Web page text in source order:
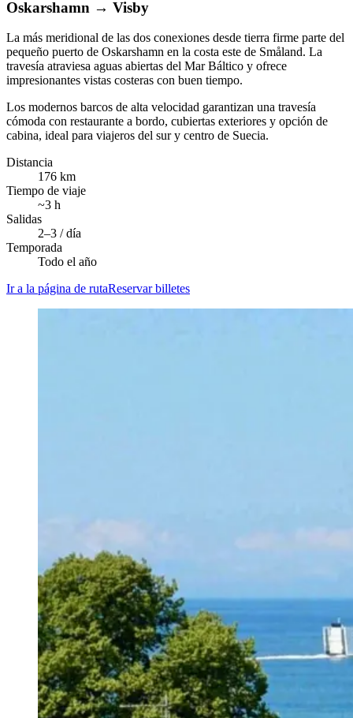
Oskarshamn → Visby
La más meridional de las dos conexiones desde tierra firme parte del
pequeño puerto de Oskarshamn en la costa este de Småland. La
travesía atraviesa aguas abiertas del Mar Báltico y ofrece
impresionantes vistas costeras con buen tiempo.
Los modernos barcos de alta velocidad garantizan una travesía
cómoda con restaurante a bordo, cubiertas exteriores y opción de
cabina, ideal para viajeros del sur y centro de Suecia.
Distancia
176 km
Tiempo de viaje
~3 h
Salidas
2–3 / día
Temporada
Todo el año
Ir a la página de rutaReservar billetes